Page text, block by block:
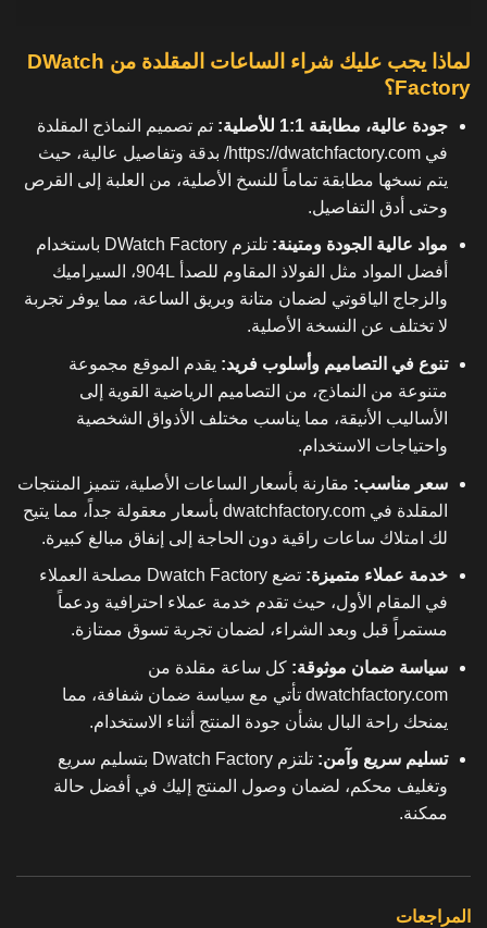
لماذا يجب عليك شراء الساعات المقلدة من DWatch
Factory؟
جودة عالية، مطابقة 1:1 للأصلية:
تم تصميم النماذج المقلدة
في https://dwatchfactory.com/ بدقة وتفاصيل عالية، حيث
يتم نسخها مطابقة تماماً للنسخ الأصلية، من العلبة إلى القرص
وحتى أدق التفاصيل.
مواد عالية الجودة ومتينة:
تلتزم DWatch Factory باستخدام
أفضل المواد مثل الفولاذ المقاوم للصدأ 904L، السيراميك
والزجاج الياقوتي لضمان متانة وبريق الساعة، مما يوفر تجربة
لا تختلف عن النسخة الأصلية.
تنوع في التصاميم وأسلوب فريد: يقدم الموقع مجموعة
متنوعة من النماذج، من التصاميم الرياضية القوية إلى
الأساليب الأنيقة، مما يناسب مختلف الأذواق الشخصية
واحتياجات الاستخدام.
سعر مناسب: مقارنة بأسعار الساعات الأصلية، تتميز المنتجات
المقلدة في dwatchfactory.com بأسعار معقولة جداً، مما يتيح
لك امتلاك ساعات راقية دون الحاجة إلى إنفاق مبالغ كبيرة.
خدمة عملاء متميزة:
تضع Dwatch Factory مصلحة العملاء
في المقام الأول، حيث تقدم خدمة عملاء احترافية ودعماً
مستمراً قبل وبعد الشراء، لضمان تجربة تسوق ممتازة.
سياسة ضمان موثوقة: كل ساعة مقلدة من
dwatchfactory.com تأتي مع سياسة ضمان شفافة، مما
يمنحك راحة البال بشأن جودة المنتج أثناء الاستخدام.
تسليم سريع وآمن:
تلتزم Dwatch Factory بتسليم سريع
وتغليف محكم، لضمان وصول المنتج إليك في أفضل حالة
ممكنة.
المراجعات